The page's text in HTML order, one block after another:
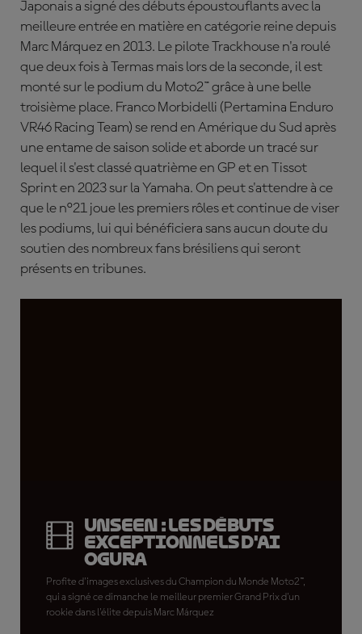
Japonais a signé des débuts époustouflants avec la
meilleure entrée en matière en catégorie reine depuis
Marc Márquez en 2013. Le pilote Trackhouse n'a roulé
que deux fois à Termas mais lors de la seconde, il est
monté sur le podium du Moto2™ grâce à une belle
troisième place. Franco Morbidelli (Pertamina Enduro
VR46 Racing Team) se rend en Amérique du Sud après
une entame de saison solide et aborde un tracé sur
lequel il s'est classé quatrième en GP et en Tissot
Sprint en 2023 sur la Yamaha. On peut s'attendre à ce
que le n°21 joue les premiers rôles et continue de viser
les podiums, lui qui bénéficiera sans aucun doute du
soutien des nombreux fans brésiliens qui seront
présents en tribunes.
UNSEEN : les débuts
exceptionnels d'Ai
Ogura
Profite d'images exclusives du Champion du Monde Moto2™,
qui a signé ce dimanche le meilleur premier Grand Prix d'un
rookie dans l'élite depuis Marc Márquez